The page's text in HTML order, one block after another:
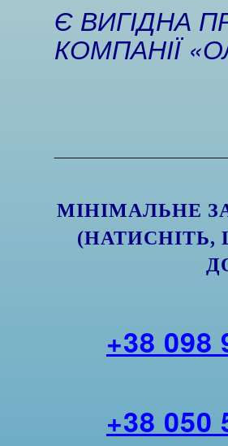
Є ВИГІДНА
КОМПАНІЇ
МІНІМАЛЬНЕ
+38 098
+38 050